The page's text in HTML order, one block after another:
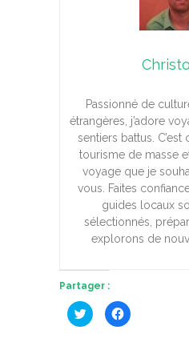
Passionné de
étrangères, j’adore
sentiers battus. C’est
tourisme de masse
voyage que je
vous. Faites
guides locaux
sélectionnés,
explorons de
Partager :
C
l
C
l